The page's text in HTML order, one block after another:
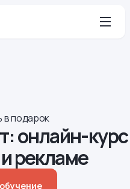
в подарок
онлайн-курс
рекламе